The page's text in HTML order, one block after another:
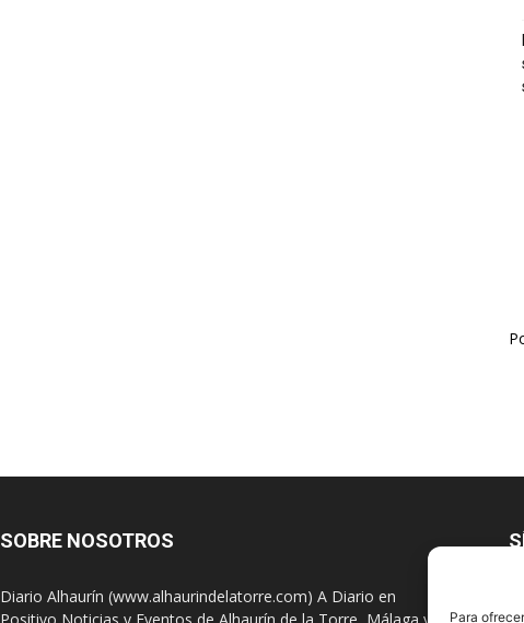
Para
SOBRE NOSOTROS
Diario Alhaurín (www.alhaurindelatorre.com) A Diario en
Positivo Noticias y Eventos de Alhaurín de la Torre, Málaga y